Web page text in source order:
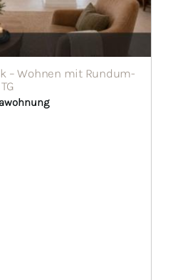
– Wohnen mit Rundum-